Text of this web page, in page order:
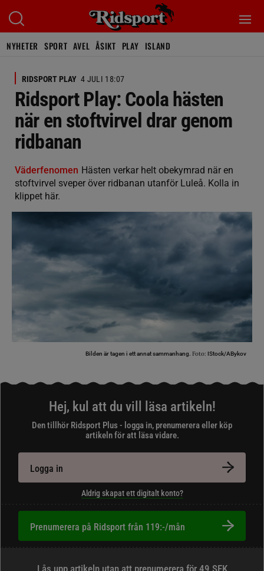
NYHETER SPORT AVEL ÅSIKT PLAY ISLAND
RIDSPORT PLAY 4 JULI 18:07
Ridsport Play: Coola hästen
när en stoftvirvel drar genom
ridbanan
Väderfenomen Hästen verkar helt obekymrad när en
stoftvirvel sveper över ridbanan utanför Luleå. Kolla in
klippet här.
Bilden är tagen i ett annat sammanhang. Foto: IStock/ABykov
Hej, kul att du vill läsa artikeln!
Den tillhör Ridsport Plus - logga in, prenumerera eller köp
artikeln för att läsa vidare.
Logga in
Aldrig skapat ett digitalt konto?
Prenumerera på Ridsport från 119:-/mån